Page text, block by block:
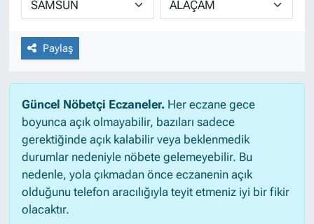
Paylaş
Güncel Nöbetçi Eczaneler.Her eczane gece
boyunca açık olmayabilir, bazıları sadece
gerektiğinde açık kalabilir veya beklenmedik
durumlar nedeniyle nöbete gelemeyebilir. Bu
nedenle, yola çıkmadan önce eczanenin açık
olduğunu telefon aracılığıyla teyit etmeniz iyi bir fikir
olacaktır.